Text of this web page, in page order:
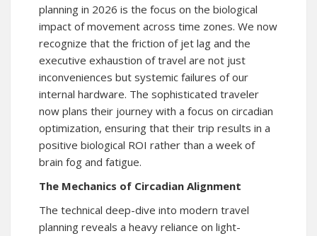
planning in 2026 is the focus on the biological
impact of movement across time zones. We now
recognize that the friction of jet lag and the
executive exhaustion of travel are not just
inconveniences but systemic failures of our
internal hardware. The sophisticated traveler
now plans their journey with a focus on circadian
optimization, ensuring that their trip results in a
positive biological ROI rather than a week of
brain fog and fatigue.
The Mechanics of Circadian Alignment
The technical deep-dive into modern travel
planning reveals a heavy reliance on light-